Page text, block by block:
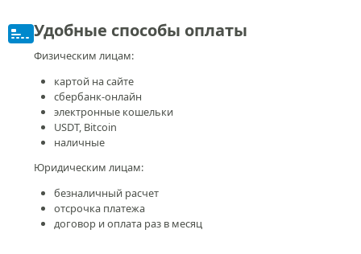
Удобные способы оплаты
Физическим лицам:
картой на сайте
сбербанк-онлайн
электронные кошельки
USDT, Bitcoin
наличные
Юридическим лицам:
безналичный расчет
отсрочка платежа
договор и оплата раз в месяц